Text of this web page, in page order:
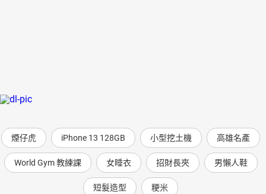
煙仔虎 iPhone 13 128GB 小型挖土機 高雄名產
World Gym 教練課 女睡衣 招財長夾 男懶人鞋
短髮造型 粳米